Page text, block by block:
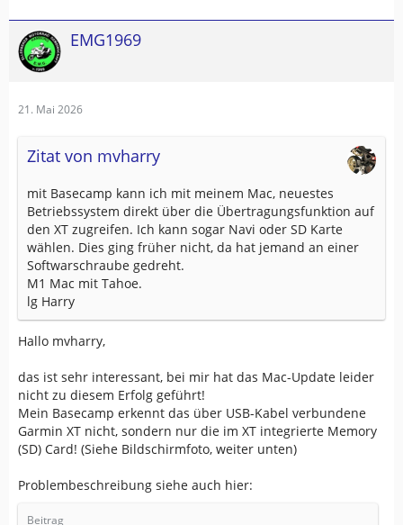
EMG1969
21. Mai 2026
Zitat von mvharry
mit Basecamp kann ich mit meinem Mac, neuestes
Betriebssystem direkt über die Übertragungsfunktion auf
den XT zugreifen. Ich kann sogar Navi oder SD Karte
wählen. Dies ging früher nicht, da hat jemand an einer
Softwarschraube gedreht.
M1 Mac mit Tahoe.
lg Harry
Hallo mvharry,
das ist sehr interessant, bei mir hat das Mac-Update leider
nicht zu diesem Erfolg geführt!
Mein Basecamp erkennt das über USB-Kabel verbundene
Garmin XT nicht, sondern nur die im XT integrierte Memory
(SD) Card! (Siehe Bildschirmfoto, weiter unten)
Problembeschreibung siehe auch hier:
Beitrag